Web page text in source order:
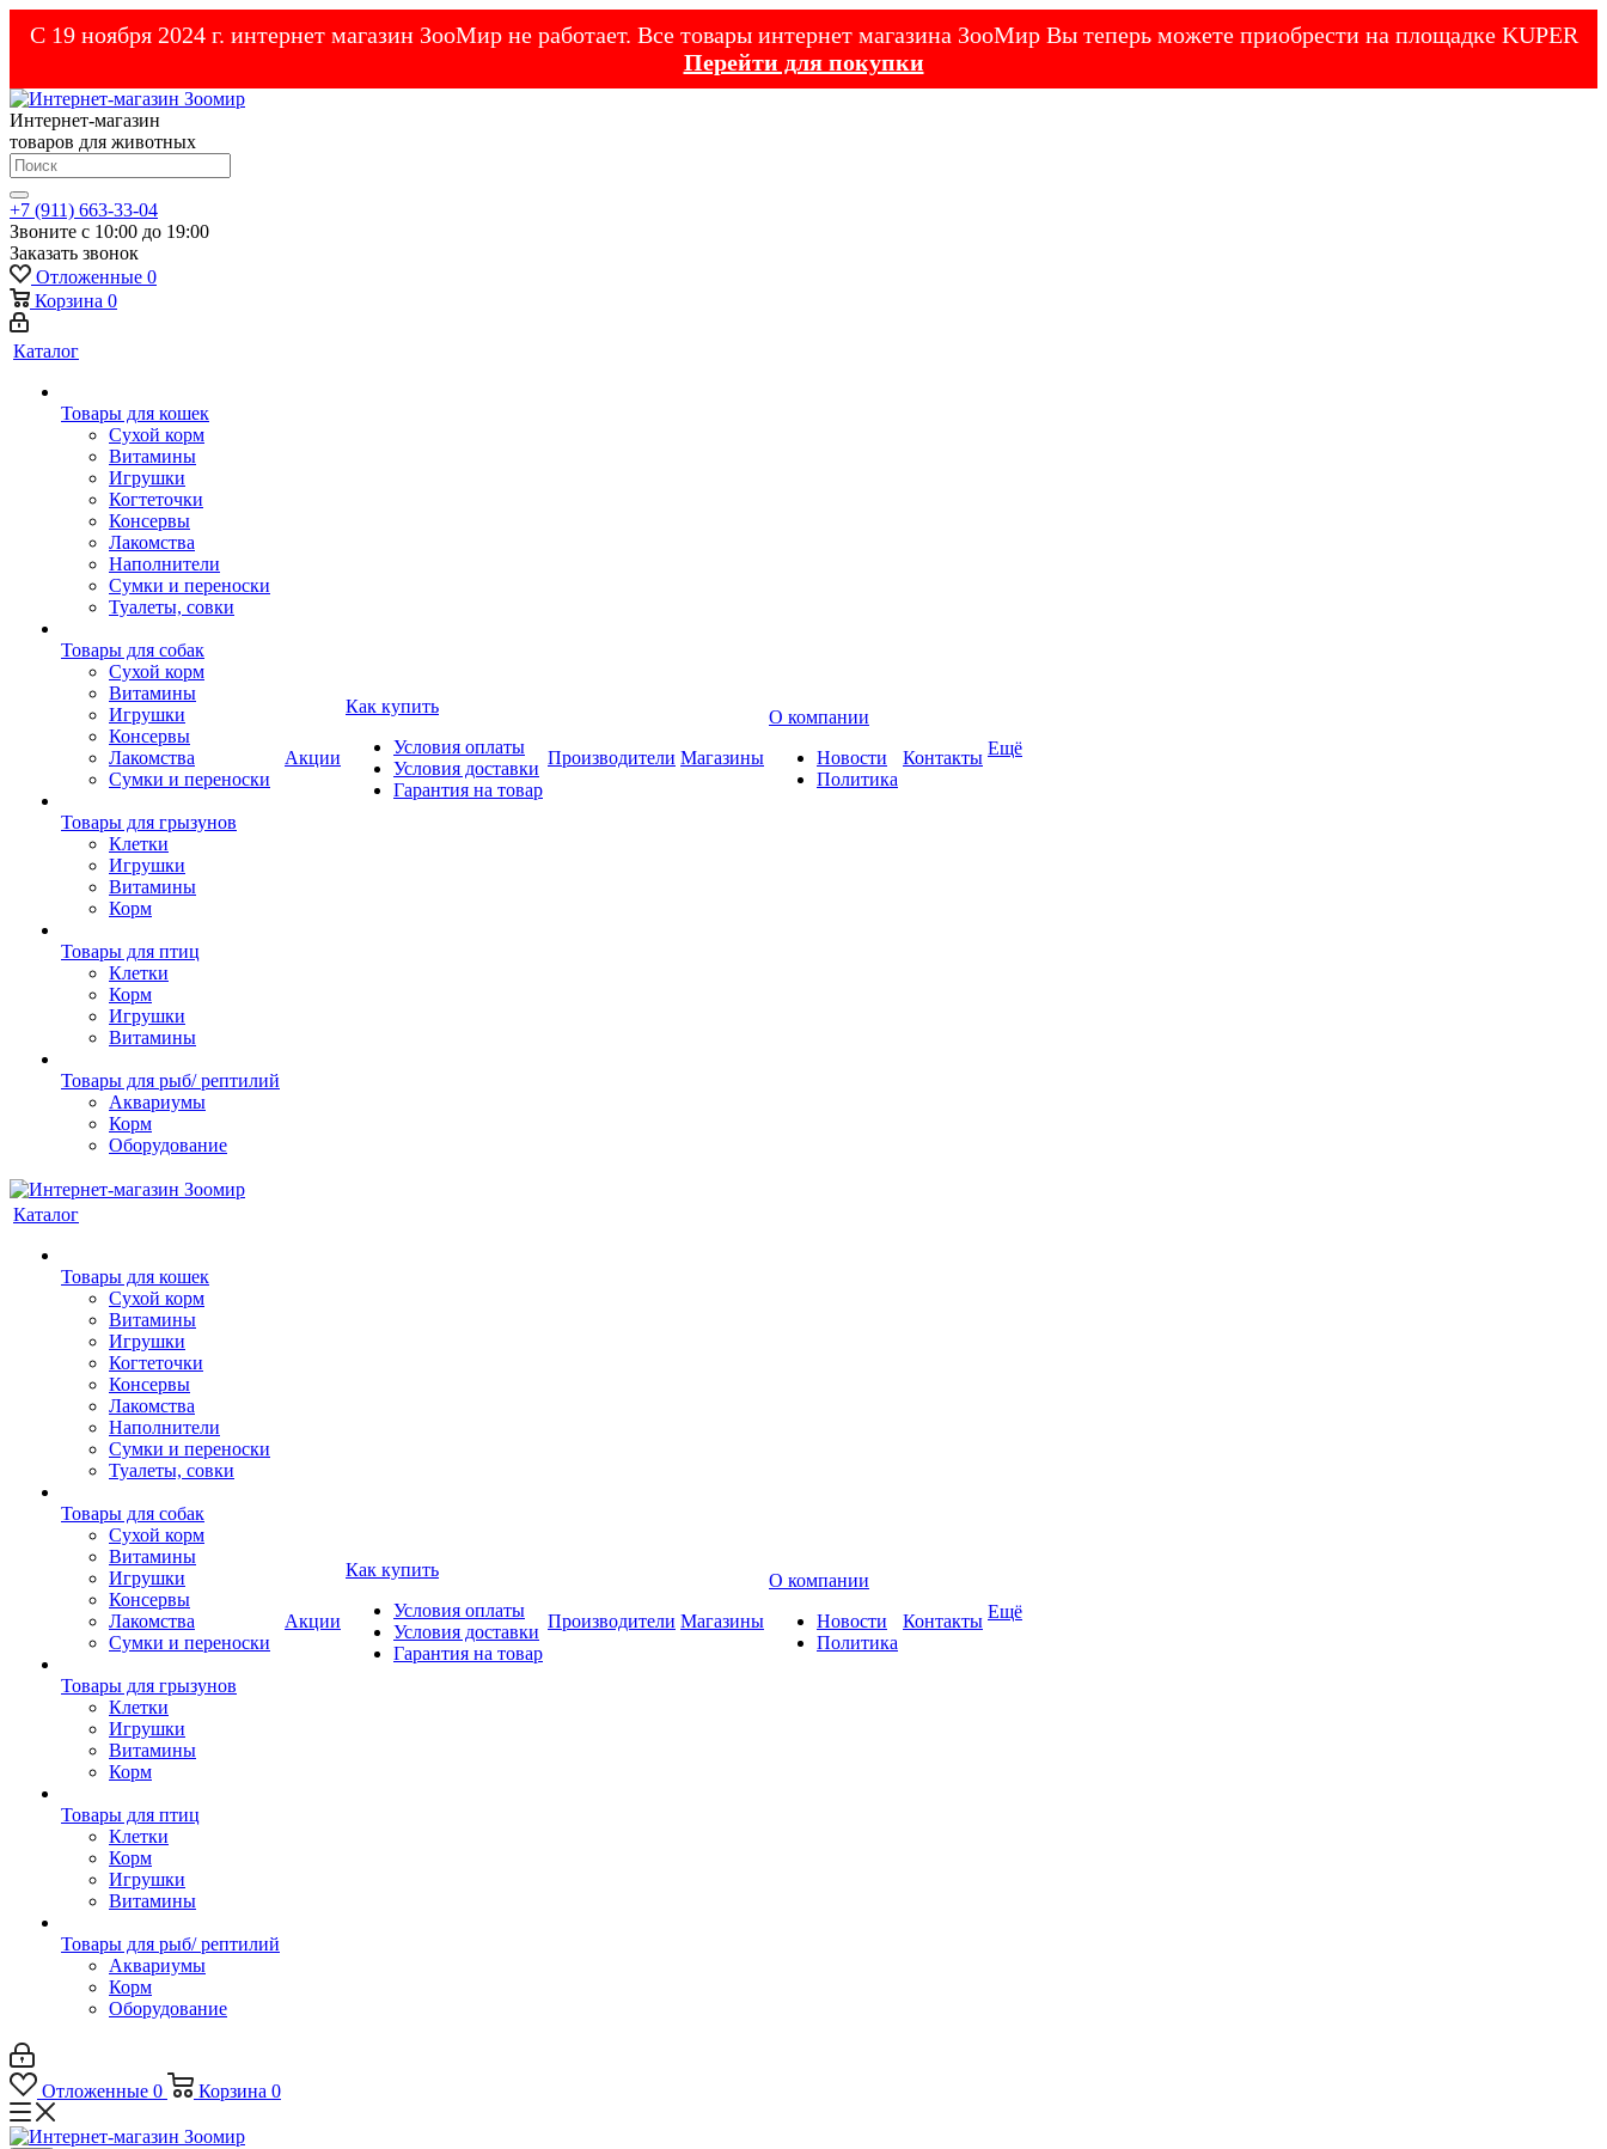
С 19 ноября 2024 г. интернет магазин ЗооМир не работает. Все товары интернет магазина ЗооМир Вы теперь можете приобрести на площадке KUPER
Перейти для покупки
Интернет-магазин
товаров для животных
+7 (911) 663-33-04
Звоните с 10:00 до 19:00
Заказать звонок
Отложенные 0
Корзина 0
Каталог
Товары для кошек
Cухой корм
Витамины
Игрушки
Когтеточки
Консервы
Лакомства
Наполнители
Сумки и переноски
Туалеты, совки
Товары для собак
Cухой корм
Витамины
Игрушки
Консервы
Лакомства
Сумки и переноски
Товары для грызунов
Клетки
Игрушки
Витамины
Корм
Товары для птиц
Клетки
Корм
Игрушки
Витамины
Товары для рыб/ рептилий
Аквариумы
Корм
Оборудование
Акции
Как купить
Условия оплаты
Условия доставки
Гарантия на товар
Производители Магазины
О компании
Новости
Политика
Контакты Ещё
Каталог
Товары для кошек
Cухой корм
Витамины
Игрушки
Когтеточки
Консервы
Лакомства
Наполнители
Сумки и переноски
Туалеты, совки
Товары для собак
Cухой корм
Витамины
Игрушки
Консервы
Лакомства
Сумки и переноски
Товары для грызунов
Клетки
Игрушки
Витамины
Корм
Товары для птиц
Клетки
Корм
Игрушки
Витамины
Товары для рыб/ рептилий
Аквариумы
Корм
Оборудование
Акции
Как купить
Условия оплаты
Условия доставки
Гарантия на товар
Производители Магазины
О компании
Новости
Политика
Контакты Ещё
Отложенные 0 Корзина 0